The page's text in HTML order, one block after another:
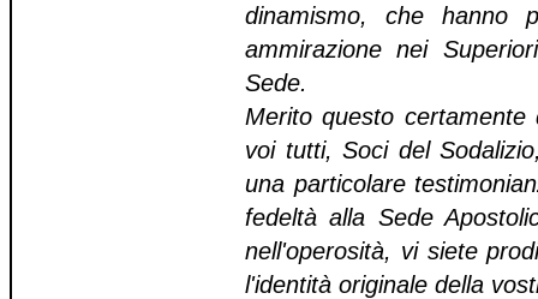
dinamismo, che hanno
ammirazione nei
Sede.
Merito questo certamente
voi tutti, Soci del
una particolare
fedeltà alla Sede
nell'operosità, vi siete
l'identità originale della